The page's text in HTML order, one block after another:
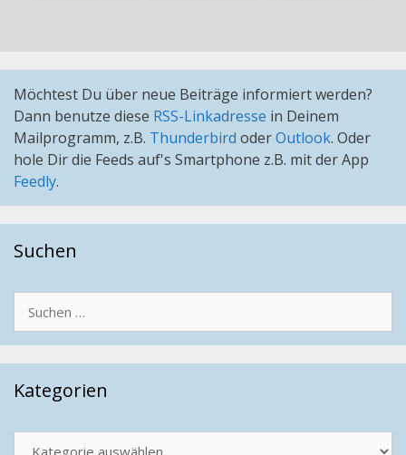
Möchtest Du über neue Beiträge informiert werden?
Dann benutze diese RSS-Linkadresse in Deinem
Mailprogramm, z.B. Thunderbird oderOutlook. Oder
hole Dir die Feeds auf's Smartphone z.B. mit der App
Feedly.
Suchen
nach:
Kategorien